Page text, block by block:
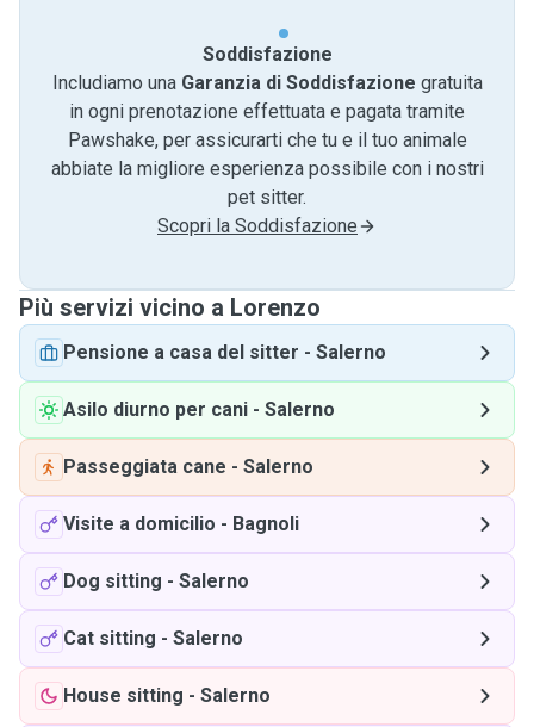
Soddisfazione
Includiamo una Garanzia di Soddisfazione gratuita
in ogni prenotazione effettuata e pagata tramite
Pawshake, per assicurarti che tu e il tuo animale
abbiate la migliore esperienza possibile con i nostri
pet sitter.
Scopri la Soddisfazione
Più servizi vicino a Lorenzo
Pensione a casa del sitter - Salerno
Asilo diurno per cani - Salerno
Passeggiata cane - Salerno
Visite a domicilio - Bagnoli
Dog sitting - Salerno
Cat sitting - Salerno
House sitting - Salerno